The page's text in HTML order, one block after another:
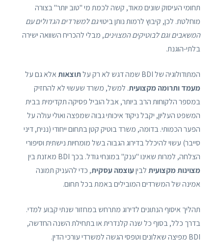
תחומי העיסוק שונים מאוד, קשה לכמת מי "טוב יותר" בצורה
מוחלטת. לכן, קיבוץ לרמות נותן ביטויגם למשרדים הגדולים עם
המשאבים וגם לבוטיקים המצוינים, מבלי להכריח השוואה ישירה
בלתי-הוגנת.
המתודולוגיה של BDI שמה דגש לא רק על תוצאותאלא גם על
מעמד ותרומה מקצועית. למשל, משרד שעשוי לא להחזיק
במספר הלקוחות הרב ביותר, אבל הוביל פסיקה תקדימית בבית
המשפט העליון, יקבל ניקוד איכותי גבוה שמפצה ואולי עולה על
הפער הכמותי. בדומה, משרד בוטיק קטן בתחום ייחודי (נניח, דיני
סייבר) עשוי להיכלל בדירוג הגבוה בשל מומחיות נישתית וסיפורי
הצלחה, למרות שאינו "ענק" במונחי גודל. בכך BDI מאזנת בין
מצוינות מקצועיתלביןעוצמה עסקית, כדי להעניק תמונה
אמינה של המשרדים המובילים באמת בכל תחום.
תהליך איסוף הנתונים לדירוג מתרחש במחזור שנתי קבוע למדי.
בדרך כלל, בסוף כל שנה קלנדרית או בתחילת השנה החדשה,
BDI מפיצה שאלונים וטפסי הגשה למשרדי עורכי הדין.